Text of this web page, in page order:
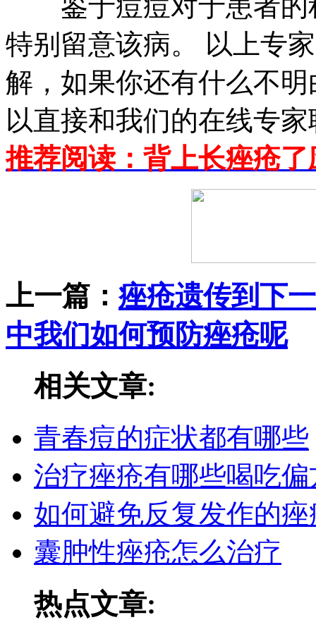
特别留意该病。 以上专
解，如果你还有什么不
以直接和我们的在线专
推荐阅读：背上长痤疮
上一篇：痤疮遗传到下
中我们如何预防痤疮呢
相关文章:
青春痘的症状都有哪些
治疗痤疮有哪些喝吃偏
如何避免反复发作的痤
囊肿性痤疮怎么治疗
热点文章: